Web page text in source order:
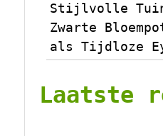
Stijlvolle
Zwarte
als Tijdloze
Laatste